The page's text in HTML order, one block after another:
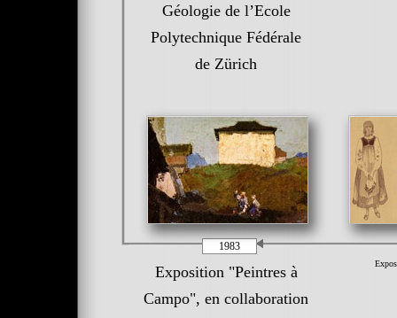
Géologie de l’Ecole
Polytechnique Fédérale
de Zürich
1983
Exposition "Peintres à
Campo", en collaboration